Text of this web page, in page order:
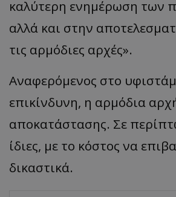
καλύτερη ενημέρωση των
αλλά και στην
τις αρμόδιες αρχές».
Αναφερόμενος στο
επικίνδυνη, η αρμόδια
αποκατάστασης. Σε
ίδιες, με το κόστος να
δικαστικά.